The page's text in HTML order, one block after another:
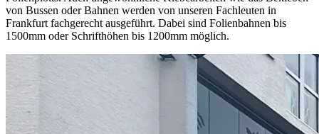
von Bussen oder Bahnen werden von unseren Fachleuten in
Frankfurt fachgerecht ausgeführt. Dabei sind Folienbahnen bis
1500mm oder Schrifthöhen bis 1200mm möglich.